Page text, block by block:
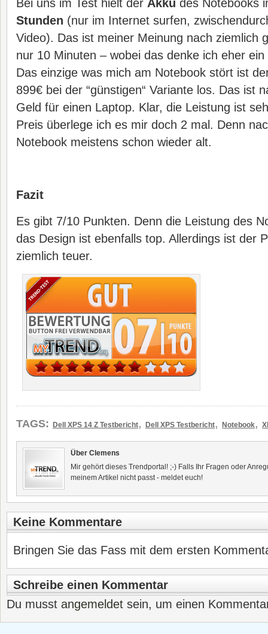
Bei uns im Test hielt der Akku des Notebooks
Stunden (nur im Internet surfen,
Video). Das ist meiner Meinung nach ziemlich
nur 10 Minuten – wobei das denke ich eher
Das einzige was mich am Notebook stört ist
899€ bei der “günstigen“ Variante los. Das ist
Geld für einen Laptop. Klar, die Leistung ist
Preis überlege ich es mir doch 2 mal. Denn
Notebook meistens schon wieder alt.
Fazit
Es gibt 7/10 Punkten. Denn die Leistung des
das Design ist ebenfalls top. Allerdings ist der
ziemlich teuer.
TAGS: Dell XPS 14 Z Testbericht, Dell XPS Testbericht, Notebook,
Über Clemens
Mir gehört dieses Trendportal! ;-) Falls Ihr Fragen oder
meinem Artikel nicht passt - meldet euch!
Keine Kommentare
Bringen Sie das Fass mit dem ersten
Schreibe einen Kommentar
Du musst angemeldet sein, um einen